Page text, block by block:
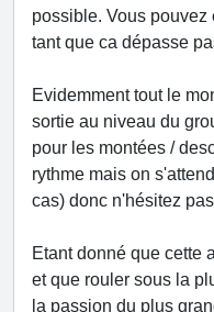
possible. Vous
tant que ca dépasse
Evidemment tout le
sortie au niveau du
pour les montées /
rythme mais on
cas) donc n'hésitez
Etant donné que cette
et que rouler sous la
la passion du plus